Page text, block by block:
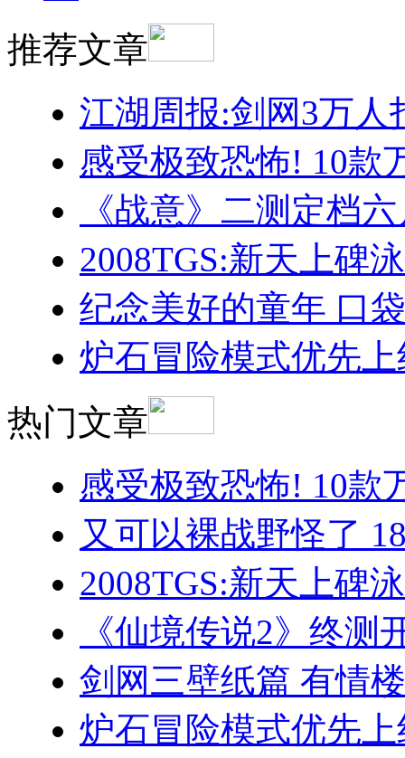
推荐文章
江湖周报:剑网3万人
感受极致恐怖! 10款
《战意》二测定档
2008TGS:新天上碑
纪念美好的童年 口
炉石冒险模式优先
热门文章
感受极致恐怖! 10款
又可以裸战野怪了
2008TGS:新天上碑
《仙境传说2》终测
剑网三壁纸篇 有情
炉石冒险模式优先